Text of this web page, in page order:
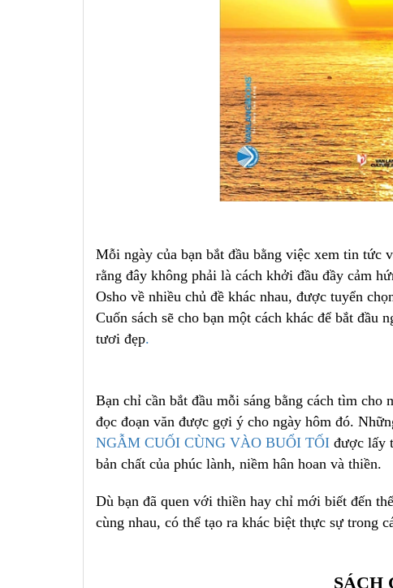
Mỗi ngày của bạn bắt đầu bằng việc xem tin tức
rằng đây không phải là cách khởi đầu đầy cảm
Osho về nhiều chủ đề khác nhau, được tuyển
Cuốn sách sẽ cho bạn một cách khác để bắt
tươi đẹp.
Bạn chỉ cần bắt đầu mỗi sáng bằng cách tìm
đọc đoạn văn được gợi ý cho ngày hôm đó.
NGẪM CUỐI CÙNG VÀO BUỔI TỐI được lấy
bản chất của phúc lành, niềm hân hoan và thiền.
Dù bạn đã quen với thiền hay chỉ mới biết đến
cùng nhau, có thể tạo ra khác biệt thực sự trong
SÁCH